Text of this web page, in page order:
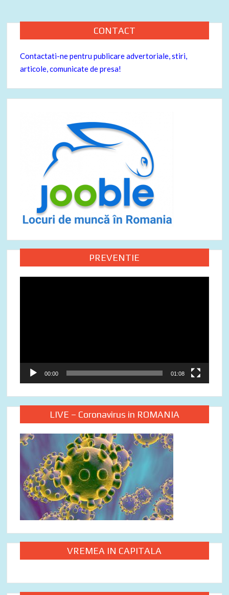
CONTACT
Contactati-ne pentru publicare advertoriale, stiri,
articole, comunicate de presa!
PREVENTIE
00:00 01:08
LIVE – Coronavirus in ROMANIA
VREMEA IN CAPITALA